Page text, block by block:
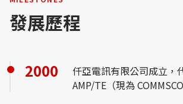
發展歷程
2000
仟亞電訊有限公司成立，
AMP/TE（現為